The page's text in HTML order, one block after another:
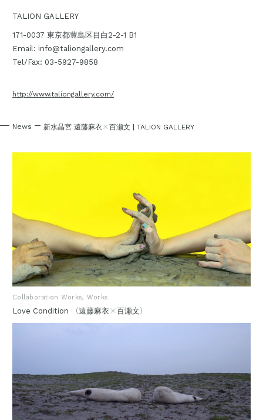
TALION GALLERY
171-0037 東京都豊島区目白2-2-1 B1
Email: info@taliongallery.com
Tel/Fax: 03-5927-9858
http://www.taliongallery.com/
News 新水晶宮 遠藤麻衣×百瀬文 | TALION GALLERY
Collaboration Works Works
Love Condition （遠藤麻衣 ×百瀬文）